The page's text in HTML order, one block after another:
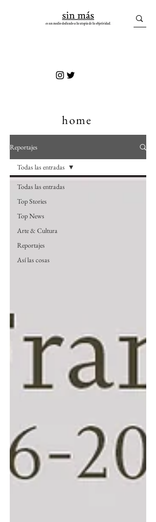
home
Reportajes
Todas las entradas
Top Stories
Top News
Arte & Cultura
Reportajes
Así las cosas
Todas las entradas